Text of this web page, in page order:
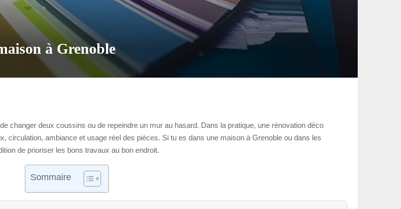
à Grenoble
changer deux coussins ou de repeindre un mur au hasard. Dans la pratique, une rénovation déco
circulation, ambiance et usage réel des pièces. Si tu es dans une maison à Grenoble ou dans les
de prioriser les bons travaux au bon endroit.
Sommaire